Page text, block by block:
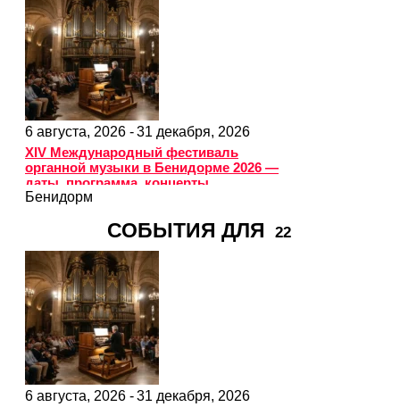
6 августа, 2026 -31 декабря, 2026
XIV Международный фестиваль
органной музыки в Бенидорме 2026 —
даты, программа, концерты
Бенидорм
СОБЫТИЯ ДЛЯ 22
6 августа, 2026 -31 декабря, 2026